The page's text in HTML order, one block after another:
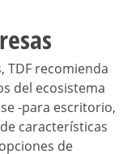
TDF recomienda
del ecosistema
-para escritorio,
características
de